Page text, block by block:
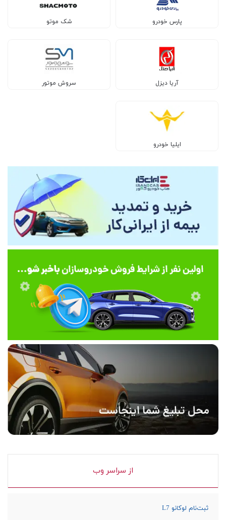
پارس خودرو شک موتو
آریا دیزل سروش موتور
ایلیا خودرو
از سراسر وب
ثبت‌نام لوکانو L7